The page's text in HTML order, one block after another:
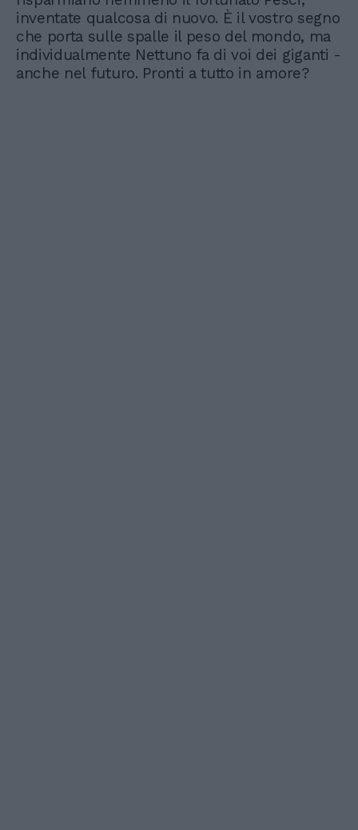
inventate qualcosa di nuovo. È il vostro segno
che porta sulle spalle il peso del mondo, ma
individualmente Nettuno fa di voi dei giganti -
anche nel futuro. Pronti a tutto in amore?